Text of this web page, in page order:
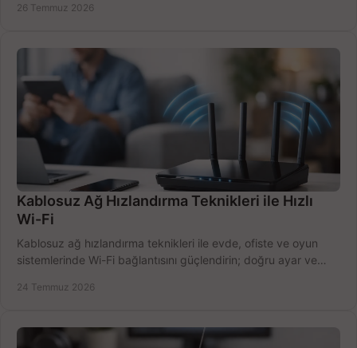
26 Temmuz 2026
Kablosuz Ağ Hızlandırma Teknikleri ile Hızlı
Wi-Fi
Kablosuz ağ hızlandırma teknikleri ile evde, ofiste ve oyun
sistemlerinde Wi-Fi bağlantısını güçlendirin; doğru ayar ve
24 Temmuz 2026